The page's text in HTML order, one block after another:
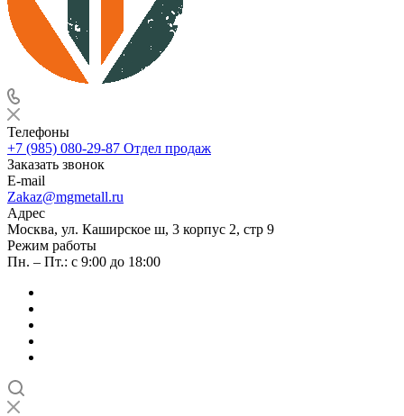
Телефоны
+7 (985) 080-29-87 Отдел продаж
Заказать звонок
E-mail
Zakaz@mgmetall.ru
Адрес
Москва, ул. Каширское ш, 3 корпус 2, стр 9
Режим работы
Пн. – Пт.: с 9:00 до 18:00